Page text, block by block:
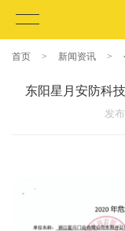
首页 > 新闻资讯 >
东阳星月安防科
发